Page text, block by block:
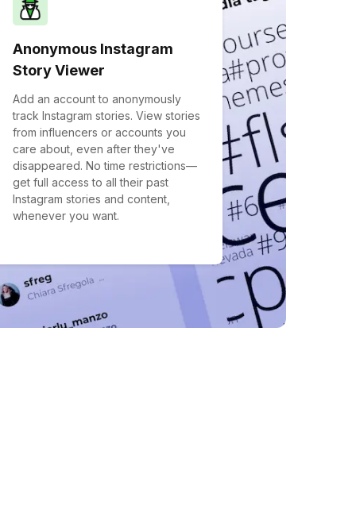
Anonymous Instagram
Story Viewer
Add an account to anonymously
track Instagram stories. View stories
from influencers or accounts you
care about, even after they've
disappeared. No time restrictions—
get full access to all their past
Instagram stories and content,
whenever you want.